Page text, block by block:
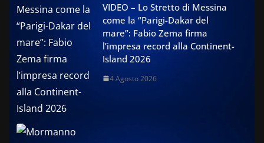
VIDEO – Lo Stretto di Messina
come la “Parigi-Dakar del
mare”: Fabio Zema firma
l’impresa record alla Continent-
Island 2026
4 Agosto 2026